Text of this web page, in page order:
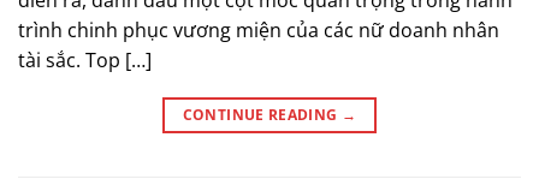
trình chinh phục vương miện của các nữ doanh nhân
tài sắc. Top […]
CONTINUE READING →